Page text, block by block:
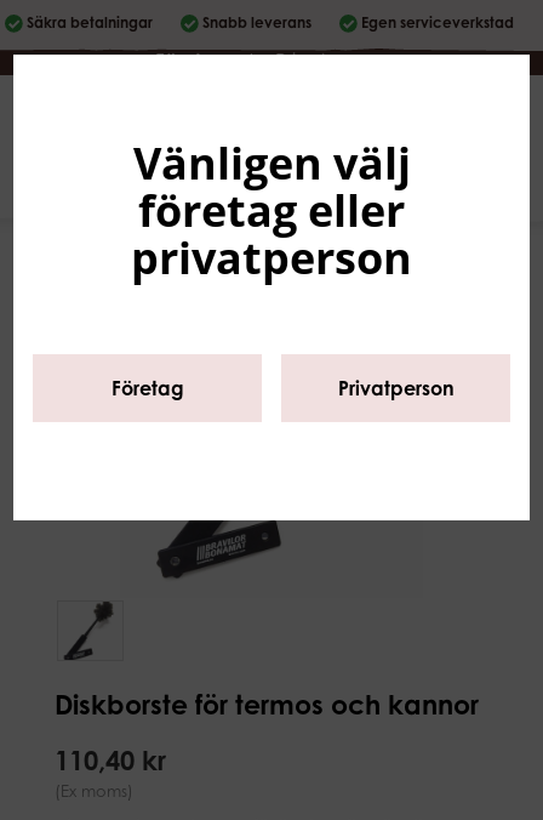
Säkra betalningar Snabb leverans Egen serviceverkstad
Företag | Privatperson
0
Diskborste för termos och kannor
110,40 kr
(Ex moms)
Vänligen välj
företag eller
privatperson
Företag Privatperson